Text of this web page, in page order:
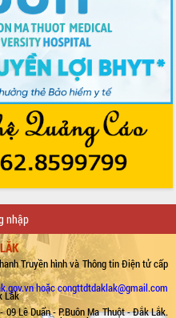
nhập
Truyền hình và Thông tin Điện tử cấp
Lắk
Lê Duẩn - P.Buôn Ma Thuột - Đắk Lắk.
hoặc congttdtdaklak@gmail.com